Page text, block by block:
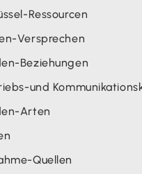
Ressourcen
Versprechen
Beziehungen
und
Arten
Quellen